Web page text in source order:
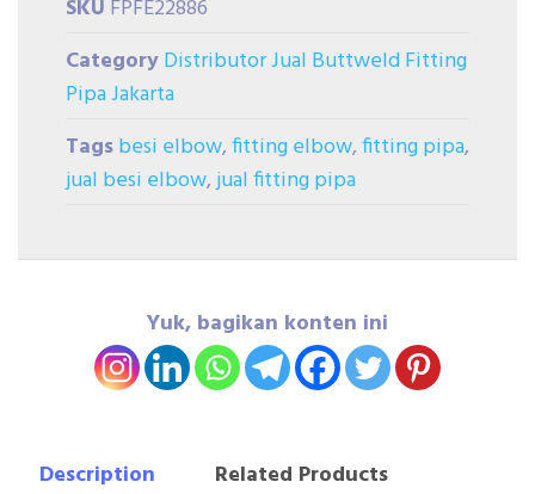
SKU FPFE22886
CategoryDistributor Jual Buttweld Fitting
Pipa Jakarta
Tagsbesi elbow,fitting elbow,fitting pipa,
jual besi elbow,jual fitting pipa
Yuk, bagikan konten ini
Description
Related Products